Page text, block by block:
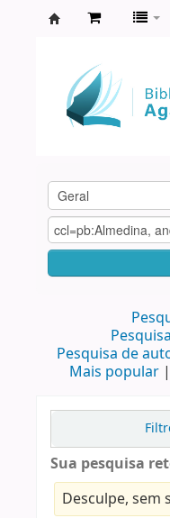
Agamenon
Magalhães
Pesquisa de
Mais popular
Sua pesquisa
Desculpe, sem